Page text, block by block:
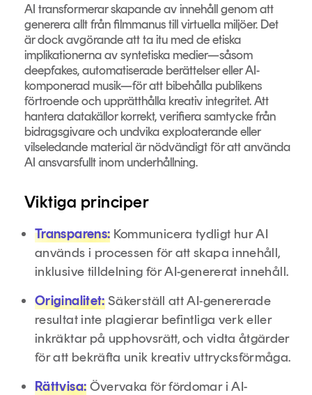
AI transformerar skapande av innehåll genom att
generera allt från filmmanus till virtuella miljöer. Det
är dock avgörande att ta itu med de etiska
implikationerna av syntetiska medier—såsom
deepfakes, automatiserade berättelser eller AI-
komponerad musik—för att bibehålla publikens
förtroende och upprätthålla kreativ integritet. Att
hantera datakällor korrekt, verifiera samtycke från
bidragsgivare och undvika exploaterande eller
vilseledande material är nödvändigt för att använda
AI ansvarsfullt inom underhållning.
Viktiga principer
Transparens: Kommunicera tydligt hur AI
används i processen för att skapa innehåll,
inklusive tilldelning för AI-genererat innehåll.
Originalitet:Säkerställ att AI-genererade
resultat inte plagierar befintliga verk eller
inkräktar på upphovsrätt, och vidta åtgärder
för att bekräfta unik kreativ uttrycksförmåga.
Rättvisa: Övervaka för fördomar i AI-